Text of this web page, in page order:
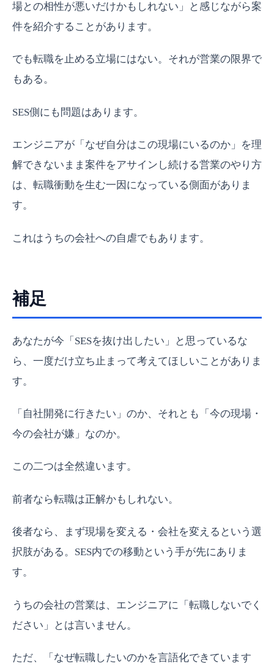
場との相性が悪いだけかもしれない」と感じながら案
件を紹介することがあります。
でも転職を止める立場にはない。それが営業の限界で
もある。
SES側にも問題はあります。
エンジニアが「なぜ自分はこの現場にいるのか」を理
解できないまま案件をアサインし続ける営業のやり方
は、転職衝動を生む一因になっている側面がありま
す。
これはうちの会社への自虐でもあります。
補足
あなたが今「SESを抜け出したい」と思っているな
ら、一度だけ立ち止まって考えてほしいことがありま
す。
「自社開発に行きたい」のか、それとも「今の現場・
今の会社が嫌」なのか。
この二つは全然違います。
前者なら転職は正解かもしれない。
後者なら、まず現場を変える・会社を変えるという選
択肢がある。SES内での移動という手が先にありま
す。
うちの会社の営業は、エンジニアに「転職しないでく
ださい」とは言いません。
ただ、「なぜ転職したいのかを言語化できています